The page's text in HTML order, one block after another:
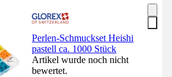
Perlen-Schmuckset Heishi
pastell ca. 1000 Stück
Artikel wurde noch nicht
bewertet.